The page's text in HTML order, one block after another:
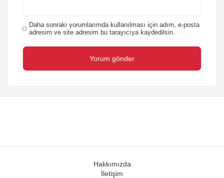
Daha sonraki yorumlarımda kullanılması için adım, e-posta
adresim ve site adresim bu tarayıcıya kaydedilsin.
Hakkımızda
İletişim